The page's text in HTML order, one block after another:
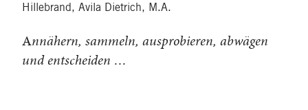
Hillebrand, Avila Dietrich, M.A.
Annähern, sammeln, ausprobieren, abwägen
und entscheiden …